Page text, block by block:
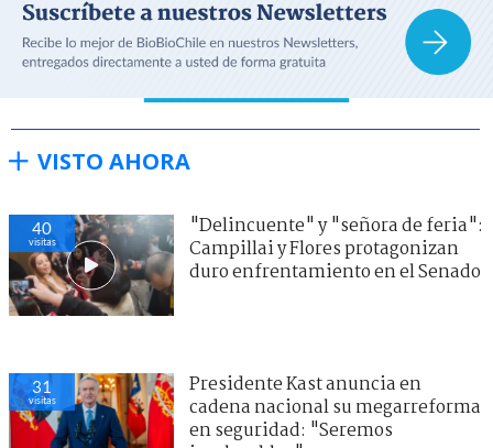
VISTO AHORA
40
visitas
"Delincuente" y "señora de feria":
Campillai y Flores protagonizan
duro enfrentamiento en el Senado
31
visitas
Presidente Kast anuncia en
cadena nacional su megarreforma
en seguridad: "Seremos